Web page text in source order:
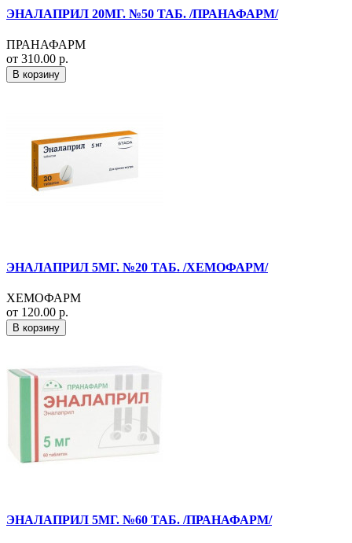
ЭНАЛАПРИЛ 20МГ. №50 ТАБ. /ПРАНАФАРМ/
ПРАНАФАРМ
от 310.00 р.
В корзину
ЭНАЛАПРИЛ 5МГ. №20 ТАБ. /ХЕМОФАРМ/
ХЕМОФАРМ
от 120.00 р.
В корзину
ЭНАЛАПРИЛ 5МГ. №60 ТАБ. /ПРАНАФАРМ/